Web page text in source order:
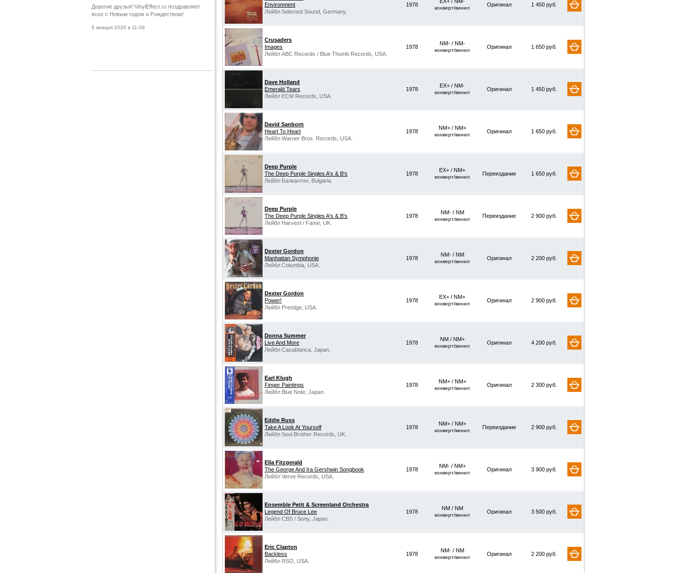
Дорогие друзья! VinylEffect.ru поздравляет
всех с Новым годом и Рождеством!
6 января 2020 в 11:09
Environment
Лейбл Selected Sound, Germany.
1978
конверт/винил
Оригинал 1 450 руб.
Crusaders
Images
Лейбл ABC Records / Blue Thumb Records, USA.
1978
NM- / NM-
конверт/винил
Оригинал 1 650 руб.
Dave Holland
Emerald Tears
Лейбл ECM Records, USA.
1978
EX+ / NM-
конверт/винил
Оригинал 1 450 руб.
David Sanborn
Heart To Heart
Лейбл Warner Bros. Records, USA.
1978
NM+ / NM+
конверт/винил
Оригинал 1 650 руб.
Deep Purple
The Deep Purple Singles A's & B's
Лейбл Балкантон, Bulgaria.
1978
EX+ / NM+
конверт/винил
Переиздание 1 650 руб.
Deep Purple
The Deep Purple Singles A's & B's
Лейбл Harvest / Fame, UK.
1978
NM- / NM
конверт/винил
Переиздание 2 900 руб.
Dexter Gordon
Manhattan Symphonie
Лейбл Columbia, USA.
1978
NM- / NM
конверт/винил
Оригинал 2 200 руб.
Dexter Gordon
Power!
Лейбл Prestige, USA.
1978
EX+ / NM+
конверт/винил
Оригинал 2 900 руб.
Donna Summer
Live And More
Лейбл Casablanca, Japan.
1978
NM / NM+
конверт/винил
Оригинал 4 200 руб.
Earl Klugh
Finger Paintings
Лейбл Blue Note, Japan.
1978
NM+ / NM+
конверт/винил
Оригинал 2 300 руб.
Eddie Russ
Take A Look At Yourself
Лейбл Soul Brother Records, UK.
1978
NM+ / NM+
конверт/винил
Переиздание 2 900 руб.
Ella Fitzgerald
The George And Ira Gershwin Songbook
Лейбл Verve Records, USA.
1978
NM- / NM+
конверт/винил
Оригинал 3 900 руб.
Ensemble Petit & Screenland Orchestra
Legend Of Bruce Lee
Лейбл CBS / Sony, Japan.
1978
NM / NM
конверт/винил
Оригинал 3 500 руб.
Eric Clapton
Backless
Лейбл RSO, USA.
1978
NM- / NM
конверт/винил
Оригинал 2 200 руб.